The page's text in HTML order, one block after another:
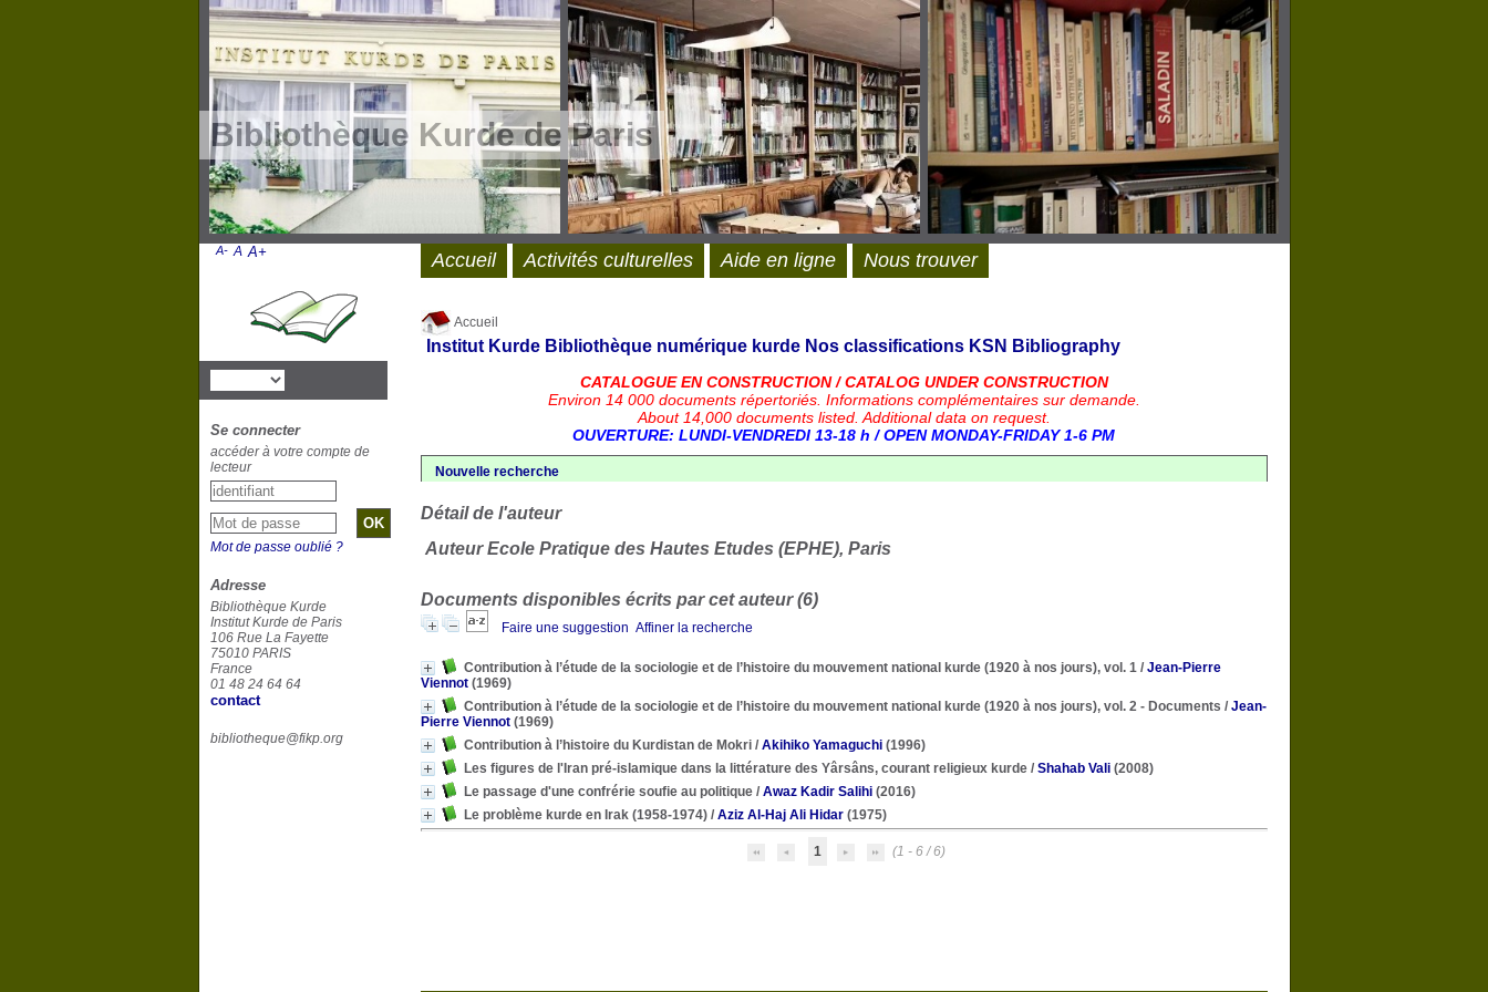
Bibliothèque Kurde de Paris
Accueil
Institut Kurde Bibliothèque numérique kurde Nos classifications KSN Bibliography
CATALOGUE EN CONSTRUCTION / CATALOG UNDER CONSTRUCTION
Environ 14 000 documents répertoriés. Informations complémentaires sur demande.
About 14,000 documents listed. Additional data on request.
OUVERTURE: LUNDI-VENDREDI 13-18 h / OPEN MONDAY-FRIDAY 1-6 PM
Nouvelle recherche
Détail de l'auteur
Auteur Ecole Pratique des Hautes Etudes (EPHE), Paris
Documents disponibles écrits par cet auteur (6)
Faire une suggestion Affiner la recherche
Contribution à l’étude de la sociologie et de l’histoire du mouvement national kurde (1920 à nos jours), vol. 1/ Jean-Pierre
Viennot(1969)
Contribution à l’étude de la sociologie et de l’histoire du mouvement national kurde (1920 à nos jours), vol. 2 - Documents / Jean-
Pierre Viennot(1969)
Contribution à l’histoire du Kurdistan de Mokri/ Akihiko Yamaguchi(1996)
Les figures de l'Iran pré-islamique dans la littérature des Yârsâns, courant religieux kurde/ Shahab Vali(2008)
Le passage d'une confrérie soufie au politique/ Awaz Kadir Salihi(2016)
Le problème kurde en Irak (1958-1974)/ Aziz Al-Haj Ali Hidar(1975)
1 (1 - 6 / 6)
Accueil Activités culturelles Aide en ligne Nous trouver
A- A A+
Se connecter
accéder à votre compte de
lecteur
Mot de passe oublié ?
Adresse
Bibliothèque Kurde
Institut Kurde de Paris
106 Rue La Fayette
75010 PARIS
France
01 48 24 64 64
contact
bibliotheque@fikp.org